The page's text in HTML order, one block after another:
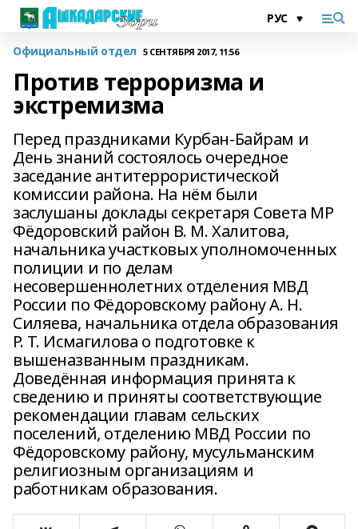
Официальный отдел 5 СЕНТЯБРЯ 2017, 11:56
Против терроризма и
экстремизма
Перед праздниками Курбан-Байрам и
День знаний состоялось очередное
заседание антитеррористической
комиссии района. На нём были
заслушаны доклады секретаря Совета МР
Фёдоровский район В. М. Халитова,
начальника участковых уполномоченных
полиции и по делам
несовершеннолетних отделения МВД
России по Фёдоровскому району А. Н.
Силяева, начальника отдела образования
Р. Т. Исмагилова о подготовке к
вышеназванным праздникам.
Доведённая информация принята к
сведению и приняты соответствующие
рекомендации главам сельских
поселений, отделению МВД России по
Фёдоровскому району, мусульманским
религиозным организациям и
работникам образования.